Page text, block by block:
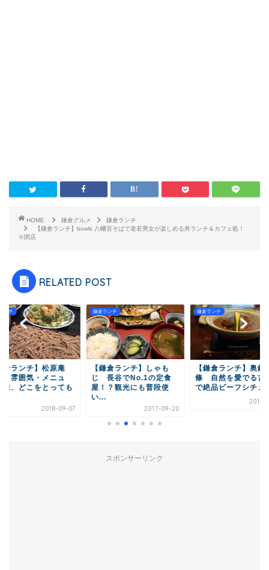
HOME 鎌倉グルメ
鎌倉ランチ
【鎌倉ランチ】bowls 八幡宮そばで老若男女が楽しめる丼ランチ＆カフェ処！
※閉店
RELATED POST
ンチ
倉ランチ】松原庵
・雰囲気・メニュ
味、どこをとっても
2018-09-07
鎌倉ランチ
【鎌倉ランチ】しゃも
じ 長谷でNo.1の定食
屋！？観光にも普段使
い...
2017-09-20
鎌倉ランチ
【鎌倉ランチ】奥鎌
條 自然を愛でる古
で絶品ビーフシチュ
2018-
スポンサーリンク